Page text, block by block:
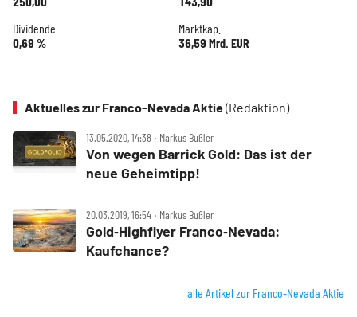
Dividende
0,69 %
Marktkap.
36,59 Mrd. EUR
Aktuelles zur Franco-Nevada Aktie(Redaktion)
13.05.2020, 14:38 ‧ Markus Bußler
Von wegen Barrick Gold: Das ist der
neue Geheimtipp!
20.03.2019, 16:54 ‧ Markus Bußler
Gold‑Highflyer Franco‑Nevada:
Kaufchance?
alle Artikel zur Franco-Nevada Aktie